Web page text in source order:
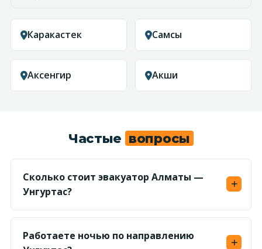
Каракастек Самсы
Аксенгир Акши
Частые вопросы
Сколько стоит эвакуатор Алматы —
Унгуртас?
Считаем по километражу (~65 км) в обе
стороны от 450 ₸/км — ориентир от 58 500 ₸.
Точную фикс-цену по маршруту называем
Работаете ночью по направлению